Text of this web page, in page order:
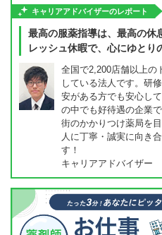
キャリアアドバイザーのレポート
最高の服薬指導は、最高の休
レッシュ休暇で、心にゆとり
全国で2,200店舗以上の
している法人です。研
安がある方でも安心し
の中でも好待遇の企業で
街のかかりつけ薬局を
人に丁寧・誠実に向き
す！
キャリアアドバイザー